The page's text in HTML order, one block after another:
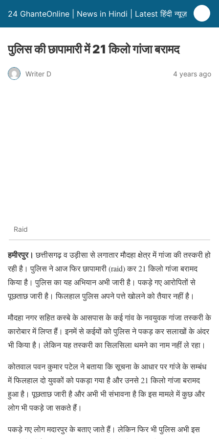
24 GhanteOnline | News in Hindi | Latest हिंदी न्यूज़
पुलिस की छापामारी में 21 किलो गांजा बरामद
Writer D 4 years ago
Raid
हमीरपुर। छत्तीसगढ़ व उड़ीसा से लगातार मौदहा क्षेत्र में गांजा की तस्करी हो
रही है। पुलिस ने आज फिर छापामारी (raid) कर 21 किलो गांजा बरामद
किया है। पुलिस का यह अभियान अभी जारी है। पकड़े गए आरोपितों से
पूछताछ जारी है। फिलहाल पुलिस अपने पत्ते खोलने को तैयार नहीं है।
मौदहा नगर सहित कस्बे के आसपास के कई गांव के नवयुवक गांजा तस्करी के
कारोबार में लिप्त हैं। इनमें से कईयों को पुलिस ने पकड़ कर सलाखों के अंदर
भी किया है। लेकिन यह तस्करी का सिलसिला थमने का नाम नहीं ले रहा।
कोतवाल पवन कुमार पटेल ने बताया कि सूचना के आधार पर गांजे के सम्बंध
में फिलहाल दो युवकों को पकड़ा गया है और उनसे 21 किलो गांजा बरामद
हुआ है। पूछताछ जारी है और अभी भी संभावना है कि इस मामले में कुछ और
लोग भी पकड़े जा सकते हैं।
पकड़े गए लोग मदारपुर के बताए जाते हैं। लेकिन फिर भी पुलिस अभी इस